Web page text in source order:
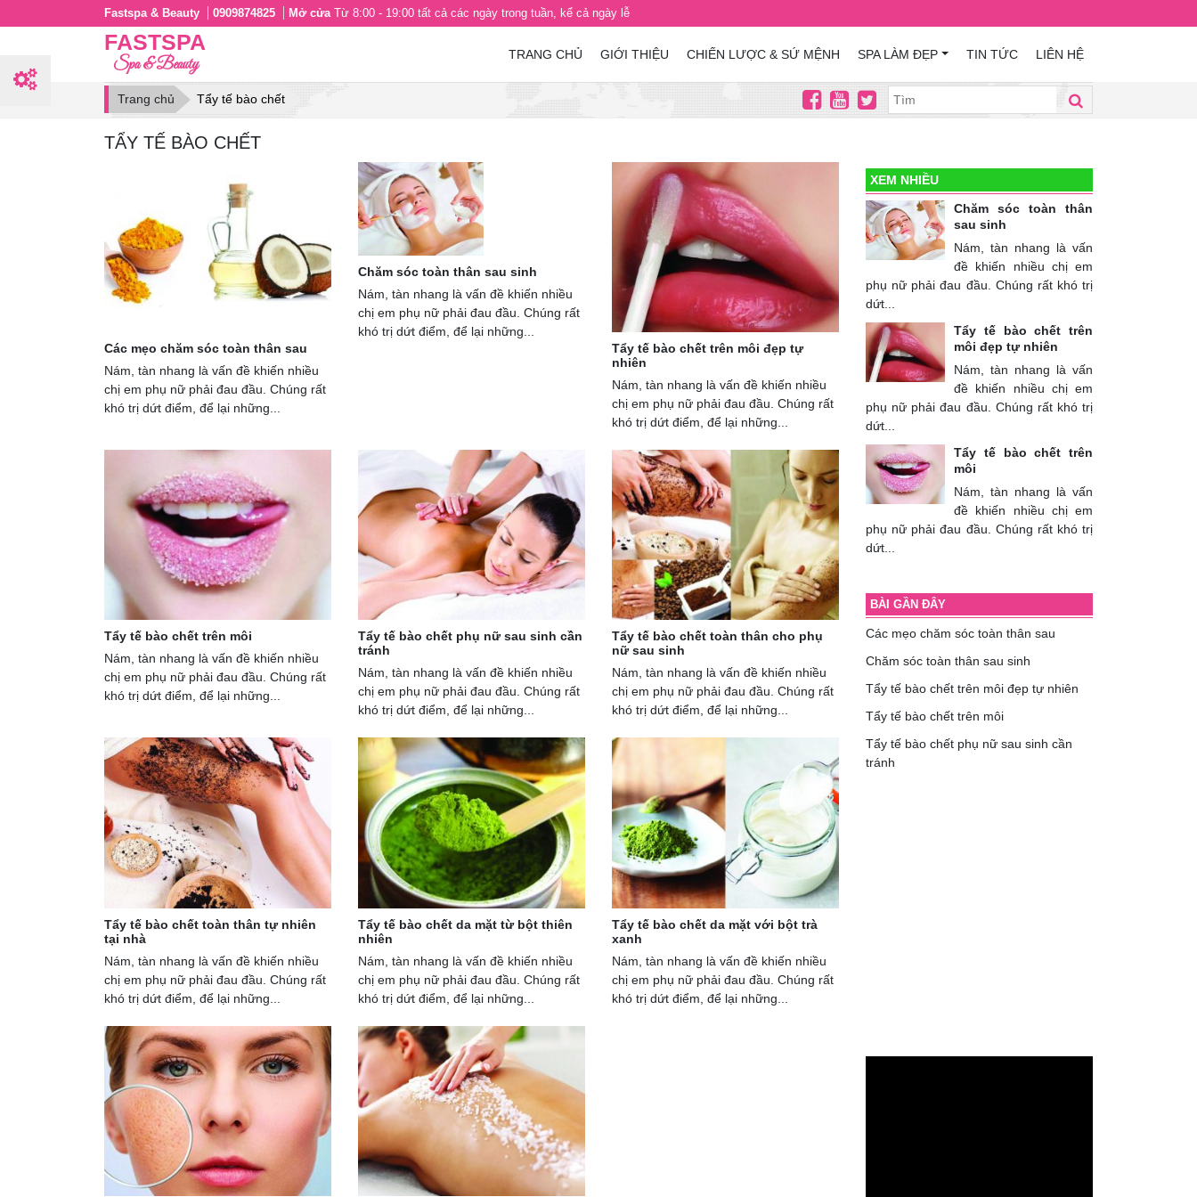
Fastspa & Beauty 0909874825 Mở cửaTừ 8:00 - 19:00 tất cả các ngày trong tuần, kể cả ngày lễ
FASTSPA
Spa & Beauty
TRANG CHỦ GIỚI THIỆU CHIẾN LƯỢC & SỨ MỆNH SPA LÀM ĐẸP TIN TỨC LIÊN HỆ
Trang chủ Tẩy tế bào chết
TẨY TẾ BÀO CHẾT
Các mẹo chăm sóc toàn thân sau
Nám, tàn nhang là vấn đề khiến nhiều
chị em phụ nữ phải đau đầu. Chúng rất
khó trị dứt điểm, để lại những...
Chăm sóc toàn thân sau sinh
Nám, tàn nhang là vấn đề khiến nhiều
chị em phụ nữ phải đau đầu. Chúng rất
khó trị dứt điểm, để lại những...
Tẩy tế bào chết trên môi đẹp tự
nhiên
Nám, tàn nhang là vấn đề khiến nhiều
chị em phụ nữ phải đau đầu. Chúng rất
khó trị dứt điểm, để lại những...
Tẩy tế bào chết trên môi
Nám, tàn nhang là vấn đề khiến nhiều
chị em phụ nữ phải đau đầu. Chúng rất
khó trị dứt điểm, để lại những...
Tẩy tế bào chết phụ nữ sau sinh cần
tránh
Nám, tàn nhang là vấn đề khiến nhiều
chị em phụ nữ phải đau đầu. Chúng rất
khó trị dứt điểm, để lại những...
Tẩy tế bào chết toàn thân cho phụ
nữ sau sinh
Nám, tàn nhang là vấn đề khiến nhiều
chị em phụ nữ phải đau đầu. Chúng rất
khó trị dứt điểm, để lại những...
Tẩy tế bào chết toàn thân tự nhiên
tại nhà
Nám, tàn nhang là vấn đề khiến nhiều
chị em phụ nữ phải đau đầu. Chúng rất
khó trị dứt điểm, để lại những...
Tẩy tế bào chết da mặt từ bột thiên
nhiên
Nám, tàn nhang là vấn đề khiến nhiều
chị em phụ nữ phải đau đầu. Chúng rất
khó trị dứt điểm, để lại những...
Tẩy tế bào chết da mặt với bột trà
xanh
Nám, tàn nhang là vấn đề khiến nhiều
chị em phụ nữ phải đau đầu. Chúng rất
khó trị dứt điểm, để lại những...
XEM NHIỀU
Chăm sóc toàn thân
sau sinh
Nám, tàn nhang là vấn
đề khiến nhiều chị em
phụ nữ phải đau đầu. Chúng rất khó trị
dứt...
Tẩy tế bào chết trên
môi đẹp tự nhiên
Nám, tàn nhang là vấn
đề khiến nhiều chị em
phụ nữ phải đau đầu. Chúng rất khó trị
dứt...
Tẩy tế bào chết trên
môi
Nám, tàn nhang là vấn
đề khiến nhiều chị em
phụ nữ phải đau đầu. Chúng rất khó trị
dứt...
BÀI GẦN ĐÂY
Các mẹo chăm sóc toàn thân sau
Chăm sóc toàn thân sau sinh
Tẩy tế bào chết trên môi đẹp tự nhiên
Tẩy tế bào chết trên môi
Tẩy tế bào chết phụ nữ sau sinh cần
tránh